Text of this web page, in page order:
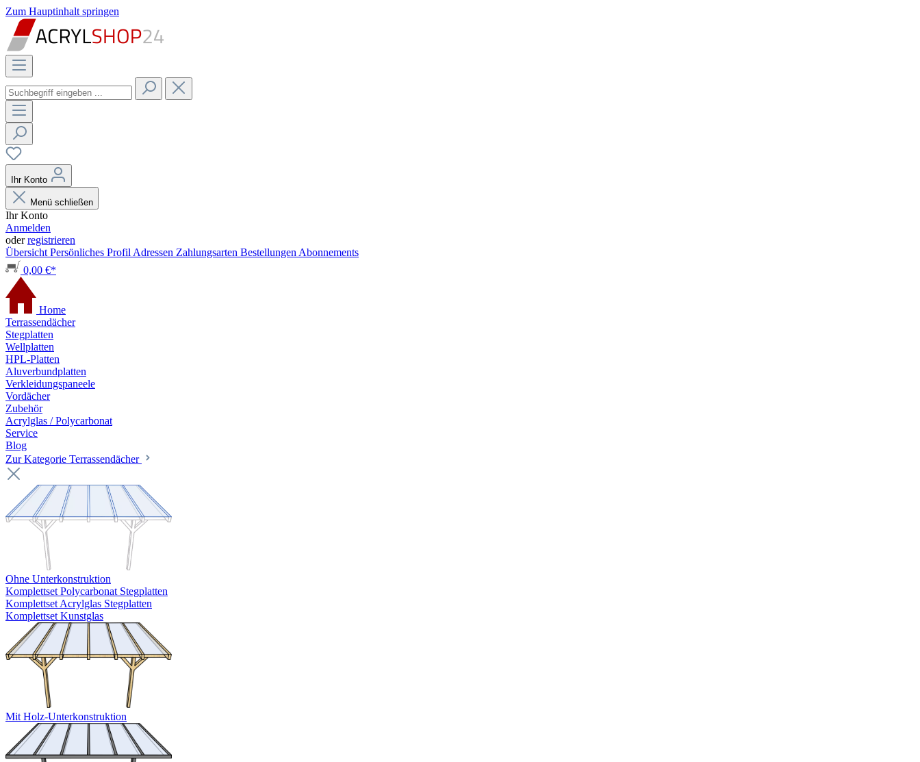
Zum Hauptinhalt springen
Ihr Konto
Menü schließen
Ihr Konto
Anmelden
oderregistrieren
Übersicht Persönliches Profil Adressen Zahlungsarten Bestellungen Abonnements
0,00 €*
Home
Terrassendächer
Stegplatten
Wellplatten
HPL-Platten
Aluverbundplatten
Verkleidungspaneele
Vordächer
Zubehör
Acrylglas / Polycarbonat
Service
Blog
Zur Kategorie Terrassendächer
Ohne Unterkonstruktion
Komplettset Polycarbonat Stegplatten
Komplettset Acrylglas Stegplatten
Komplettset Kunstglas
Mit Holz-Unterkonstruktion